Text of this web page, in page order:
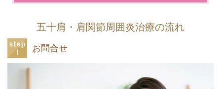
五十肩・肩関節周囲炎治療の流れ
お問合せ